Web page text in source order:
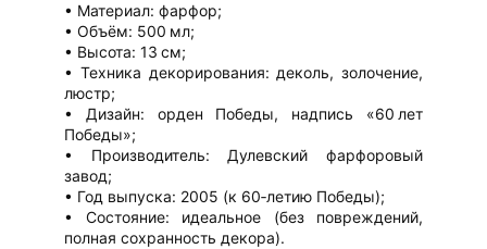
Материал: фарфор;
Объём: 500 мл;
Высота: 13 см;
Техника декорирования: деколь, золочение,
люстр;
Дизайн: орден Победы, надпись «60 лет
Победы»;
Производитель: Дулевский фарфоровый
завод;
Год выпуска: 2005 (к 60‑летию Победы);
Состояние: идеальное (без повреждений,
полная сохранность декора).